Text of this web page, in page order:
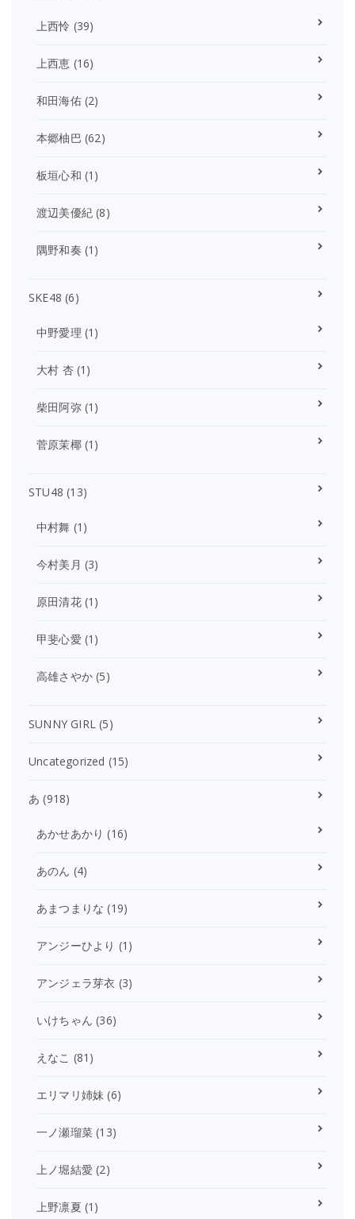
上西怜 (39)
上西恵 (16)
和田海佑(2)
本郷柚巴 (62)
板垣心和 (1)
渡辺美優紀 (8)
隅野和奏 (1)
SKE48 (6)
中野愛理 (1)
大村 杏(1)
柴田阿弥(1)
菅原茉椰(1)
STU48 (13)
中村舞 (1)
今村美月 (3)
原田清花(1)
甲斐心愛 (1)
高雄さやか (5)
SUNNY GIRL (5)
Uncategorized (15)
あ (918)
あかせあかり (16)
あのん (4)
あまつまりな (19)
アンジーひより (1)
アンジェラ芽衣 (3)
いけちゃん (36)
えなこ (81)
エリマリ姉妹 (6)
一ノ瀬瑠菜 (13)
上ノ堀結愛 (2)
上野凛夏 (1)